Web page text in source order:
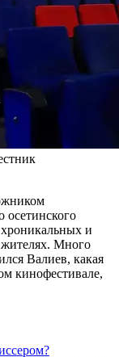
осетинского
и
Много
Валиев, какая
кинофестивале,